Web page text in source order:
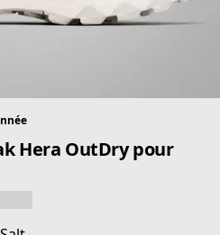
Hera OutDry pour